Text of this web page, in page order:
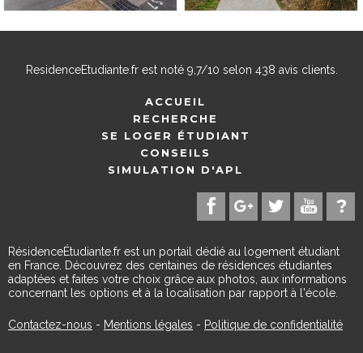
ResidenceEtudiante.frest noté 9,7/10 selon 438 avis clients.
ACCUEIL
RECHERCHE
SE LOGER ÉTUDIANT
CONSEILS
SIMULATION D'APL
RésidenceÉtudiante.fr est un portail dédié au logement étudiant
en France. Découvrez des centaines de résidences étudiantes
adaptées et faites votre choix grâce aux photos, aux informations
concernant les options et à la localisation par rapport à l'école.
Contactez-nous - Mentions légales - Politique de confidentialité